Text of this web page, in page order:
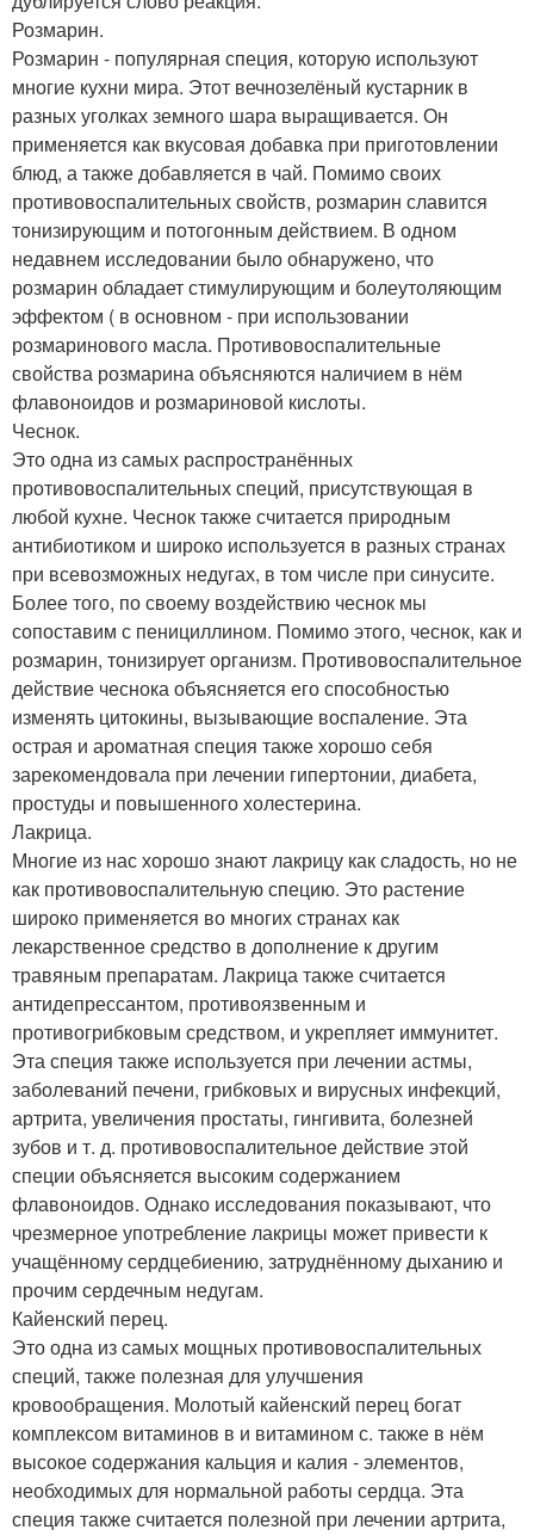
Розмарин.
Розмарин - популярная специя, которую используют
многие кухни мира. Этот вечнозелёный кустарник в
разных уголках земного шара выращивается. Он
применяется как вкусовая добавка при приготовлении
блюд, а также добавляется в чай. Помимо своих
противовоспалительных свойств, розмарин славится
тонизирующим и потогонным действием. В одном
недавнем исследовании было обнаружено, что
розмарин обладает стимулирующим и болеутоляющим
эффектом ( в основном - при использовании
розмаринового масла. Противовоспалительные
свойства розмарина объясняются наличием в нём
флавоноидов и розмариновой кислоты.
Чеснок.
Это одна из самых распространённых
противовоспалительных специй, присутствующая в
любой кухне. Чеснок также считается природным
антибиотиком и широко используется в разных странах
при всевозможных недугах, в том числе при синусите.
Более того, по своему воздействию чеснок мы
сопоставим с пенициллином. Помимо этого, чеснок, как и
розмарин, тонизирует организм. Противовоспалительное
действие чеснока объясняется его способностью
изменять цитокины, вызывающие воспаление. Эта
острая и ароматная специя также хорошо себя
зарекомендовала при лечении гипертонии, диабета,
простуды и повышенного холестерина.
Лакрица.
Многие из нас хорошо знают лакрицу как сладость, но не
как противовоспалительную специю. Это растение
широко применяется во многих странах как
лекарственное средство в дополнение к другим
травяным препаратам. Лакрица также считается
антидепрессантом, противоязвенным и
противогрибковым средством, и укрепляет иммунитет.
Эта специя также используется при лечении астмы,
заболеваний печени, грибковых и вирусных инфекций,
артрита, увеличения простаты, гингивита, болезней
зубов и т. д. противовоспалительное действие этой
специи объясняется высоким содержанием
флавоноидов. Однако исследования показывают, что
чрезмерное употребление лакрицы может привести к
учащённому сердцебиению, затруднённому дыханию и
прочим сердечным недугам.
Кайенский перец.
Это одна из самых мощных противовоспалительных
специй, также полезная для улучшения
кровообращения. Молотый кайенский перец богат
комплексом витаминов в и витамином с. также в нём
высокое содержания кальция и калия - элементов,
необходимых для нормальной работы сердца. Эта
специя также считается полезной при лечении артрита,